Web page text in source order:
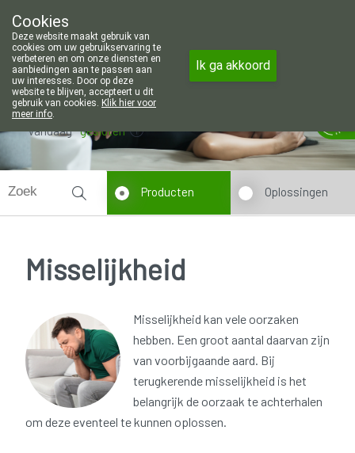
011/606002
Vandaag gesloten
Producten Oplossingen
Misselijkheid
Misselijkheid kan vele oorzaken
hebben. Een groot aantal daarvan zijn
van voorbijgaande aard. Bij
terugkerende misselijkheid is het
belangrijk de oorzaak te achterhalen
om deze eventeel te kunnen oplossen.
Cookies
Deze website maakt gebruik van
cookies om uw gebruikservaring te
verbeteren en om onze diensten en
aanbiedingen aan te passen aan
uw interesses. Door op deze
website te blijven, accepteert u dit
gebruik van cookies. Klik hier voor
meer info.
Ik ga akkoord